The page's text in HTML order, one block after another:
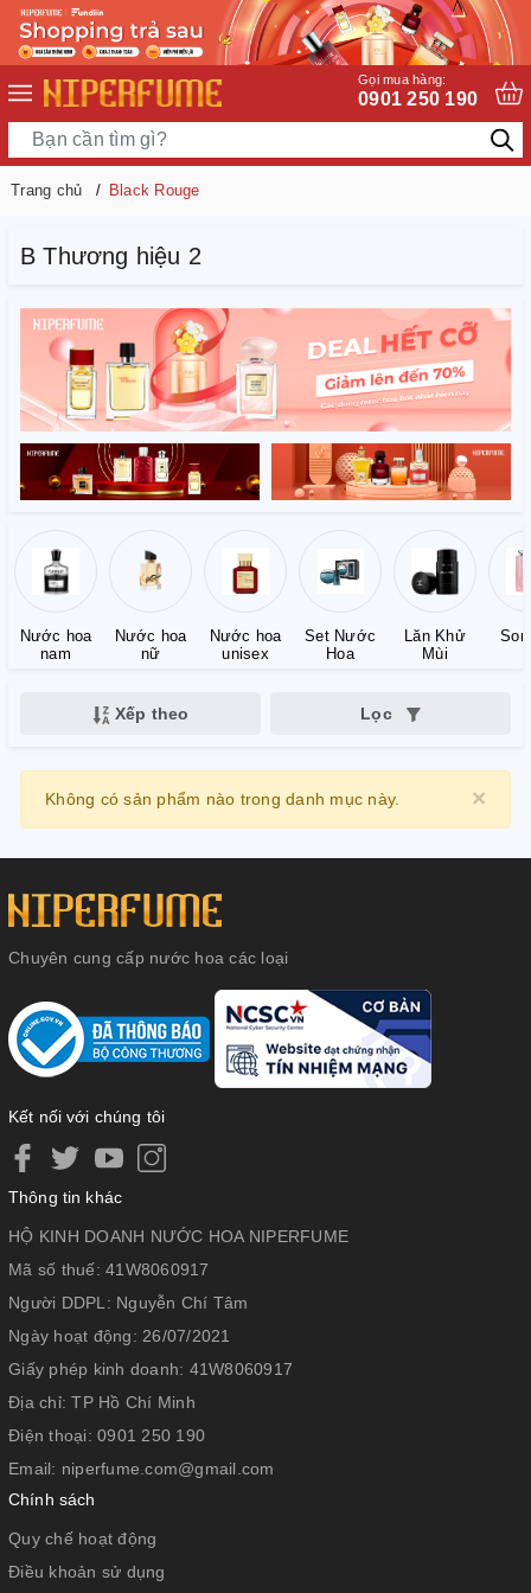
Gọi mua hàng:
0901 250 190
Trang chủ Black Rouge
B Thương hiệu 2
Nước hoa
nam
Nước hoa
nữ
Nước hoa
unisex
Set Nước
Hoa
Lăn Khử
Mùi
Xếp theo Lọc
×
Không có sản phẩm nào trong danh mục này.
Chuyên cung cấp nước hoa các loại
Kết nối với chúng tôi
Thông tin khác
HỘ KINH DOANH NƯỚC HOA NIPERFUME
Mã số thuế: 41W8060917
Người DDPL: Nguyễn Chí Tâm
Ngày hoạt động: 26/07/2021
Giấy phép kinh doanh: 41W8060917
Địa chỉ:TP Hồ Chí Minh
Điện thoại: 0901 250 190
Email: niperfume.com@gmail.com
Chính sách
Quy chế hoạt động
Điều khoản sử dụng